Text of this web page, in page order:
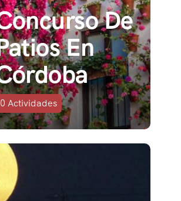
De
En
0 Actividades